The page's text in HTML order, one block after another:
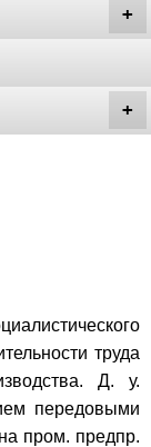
труда
Д. у.
передовыми
пром. предпр.